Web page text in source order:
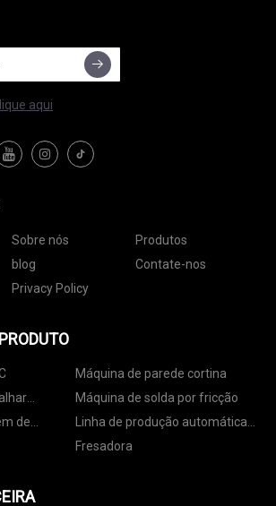
aqui
Sobre nós
Produtos
blog
Contate-nos
Privacy Policy
Máquina de parede cortina
Máquina de solda por fricção
de
Linha de produção automática
de cofragem de alumínio
Fresadora